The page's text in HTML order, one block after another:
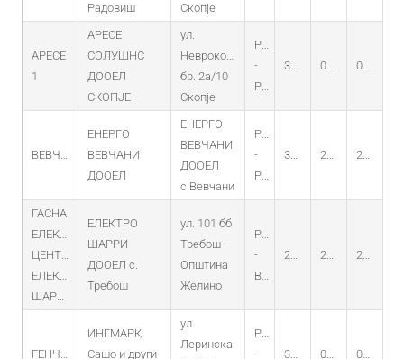
Радовиш
Скопје
АРЕСЕ
1
АРЕСЕ
СОЛУШНС
ДООЕЛ
СКОПЈЕ
ул.
Неврокопска
бр. 2а/10
Скопје
PO
-
PV
31.07.2014 09.07.2014 09.07.2029
ВЕВЧАНИ-2
ЕНЕРГО
ВЕВЧАНИ
ДООЕЛ
ЕНЕРГО
ВЕВЧАНИ
ДООЕЛ
с.Вевчани
PO
-
PV
30.09.2014 20.09.2014 20.09.2029
ГАСНА
ЕЛЕКТРО
ЦЕНТРАЛА
ЕЛЕКТРО
ШАРРИ
ЕЛЕКТРО
ШАРРИ
ДООЕЛ с.
Требош
ул. 101 бб
Требош -
Општина
Желино
PO
-
BIOGAS
27.02.2015 27.02.2015 27.02.2030
ГЕНЧЕВ
ИНГМАРК
Сашо и други
ул.
Леринска
PO
-
31.07.2014 09.07.2014 09.07.2029